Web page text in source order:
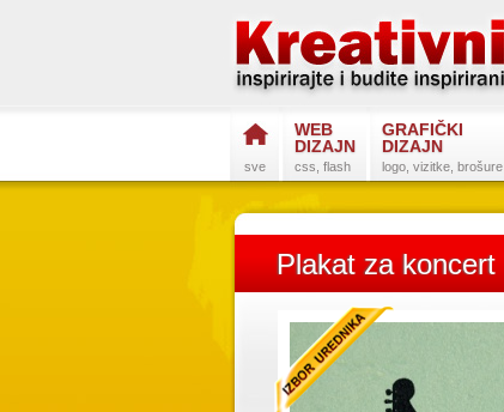
sve
WEB
DIZAJN
css, flash
GRAFIČKI
DIZAJN
logo, vizitke, brošure
Plakat za koncert